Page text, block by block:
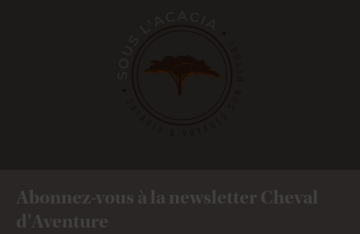
Abonnez-vous à la newsletter Cheval
d'Aventure